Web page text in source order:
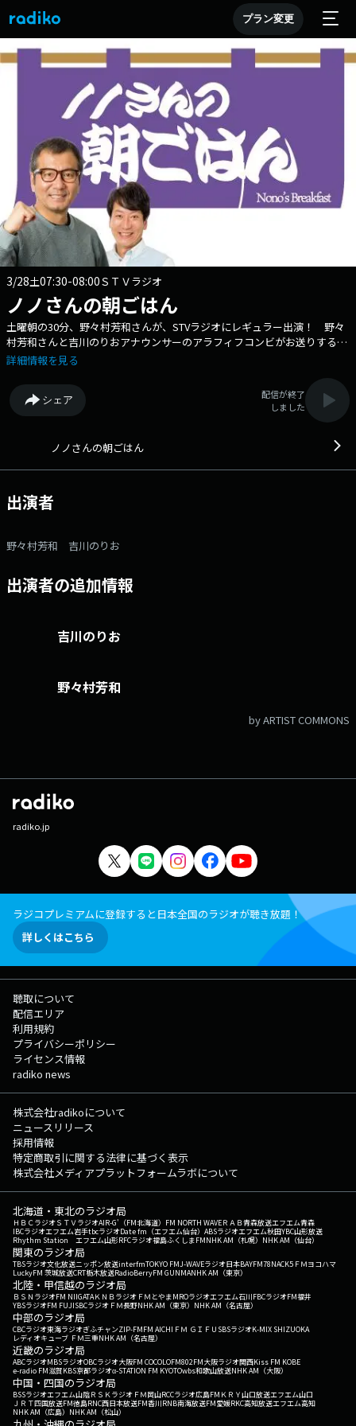
プラン変更
3/28土07:30-08:00ＳＴＶラジオ
ノノさんの朝ごはん
土曜朝の30分、野々村芳和さんが、STVラジオにレギュラー出演！ 野々
村芳和さんと吉川のりおアナウンサーのアラフィフコンビがお送りするト
ークバラエティ。メール：okome@stv.jp Xハッシュタグ：#stvradio X
詳細情報を見る
シェア
配信が終了
しました
ノノさんの朝ごはん
出演者
野々村芳和 吉川のりお
出演者の追加情報
吉川のりお
野々村芳和
by ARTIST COMMONS
radiko.jp
ラジコプレミアムに登録すると日本全国のラジオが聴き放題！
詳しくはこちら
聴取について
配信エリア
利用規約
プライバシーポリシー
ライセンス情報
radiko news
株式会社radikoについて
ニュースリリース
採用情報
特定商取引に関する法律に基づく表示
株式会社メディアプラットフォームラボについて
北海道・東北のラジオ局
ＨＢＣラジオＳＴＶラジオAIR-G'（FM北海道） FM NORTH WAVEＲＡＢ青森放送エフエム青森
IBCラジオエフエム岩手tbcラジオDate fm（エフエム仙台） ABSラジオエフエム秋田YBC山形放送
Rhythm Station エフエム山形RFCラジオ福島ふくしまFMNHK AM（札幌） NHK AM（仙台）
関東のラジオ局
TBSラジオ文化放送ニッポン放送interfmTOKYO FMJ-WAVEラジオ日本BAYFM78NACK5 ＦＭヨコハマ
LuckyFM 茨城放送CRT栃木放送RadioBerryFM GUNMANHK AM（東京）
北陸・甲信越のラジオ局
ＢＳＮラジオFM NIIGATAＫＮＢラジオ ＦＭとやまMROラジオエフエム石川FBCラジオFM福井
YBSラジオFM FUJISBCラジオ ＦＭ長野NHK AM（東京） NHK AM（名古屋）
中部のラジオ局
CBCラジオ東海ラジオぎふチャンZIP-FMFM AICHI ＦＭ ＧＩＦＵ SBSラジオK-MIX SHIZUOKA
レディオキューブ ＦＭ三重NHK AM（名古屋）
近畿のラジオ局
ABCラジオMBSラジオOBCラジオ大阪FM COCOLOFM802FM大阪ラジオ関西Kiss FM KOBE
e-radio FM滋賀KBS京都ラジオα-STATION FM KYOTOwbs和歌山放送NHK AM（大阪）
中国・四国のラジオ局
BSSラジオエフエム山陰ＲＳＫラジオ ＦＭ岡山RCCラジオ広島FM ＫＲＹ山口放送エフエム山口
ＪＲＴ四国放送FM徳島RNC西日本放送FM香川RNB南海放送FM愛媛RKC高知放送エフエム高知
NHK AM（広島） NHK AM（松山）